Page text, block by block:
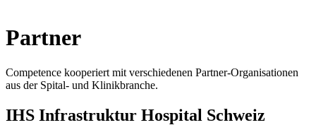
Partner
Competence kooperiert mit verschiedenen Partner-Organisationen
aus der Spital- und Klinikbranche.
IHS Infrastruktur Hospital Schweiz